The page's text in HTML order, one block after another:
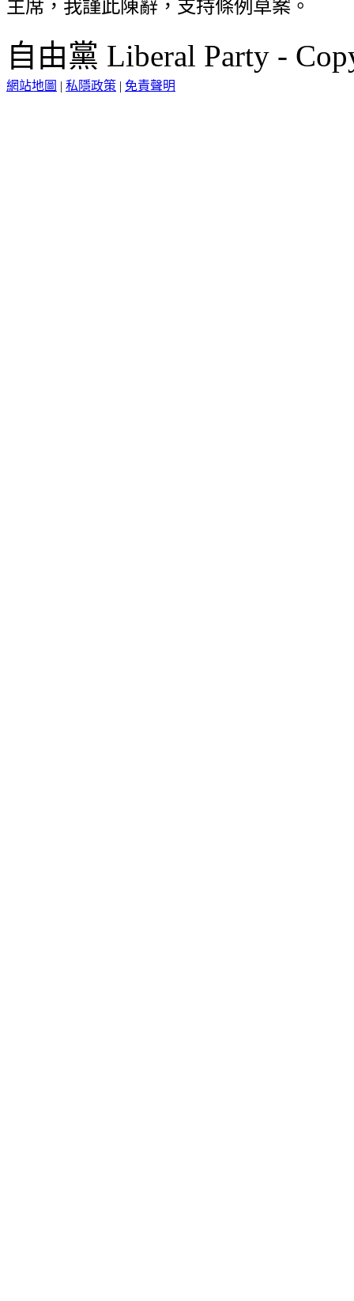
主席，我謹此陳辭，支持條例草案。
自由黨 Liberal Party -
網站地圖 | 私隱政策 | 免責聲明